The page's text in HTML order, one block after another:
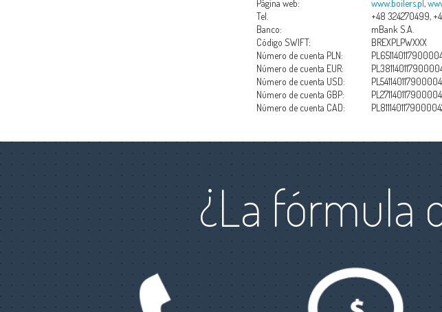
Página web: www.boilers.pl ,
Tel.
+48 324270499,
Banco:
mBank S.A.
Código SWIFT:
BREXPLPWXXX
Número de cuenta PLN:
Número de cuenta EUR:
Número de cuenta USD:
Número de cuenta GBP:
Número de cuenta CAD:
¿La fórmula